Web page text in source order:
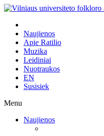
Naujienos
Apie Ratilio
Muzika
Leidiniai
Nuotraukos
EN
Susisiek
Menu
Naujienos